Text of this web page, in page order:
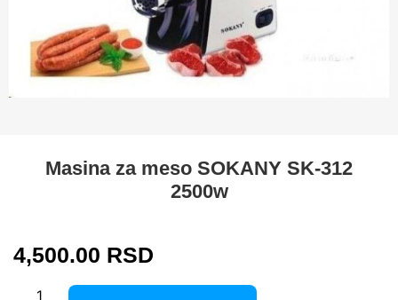
Masina za meso SOKANY SK-312
2500w
4,500.00 RSD